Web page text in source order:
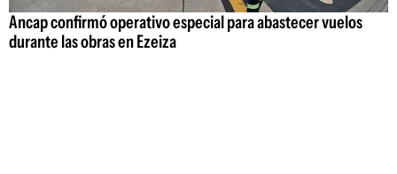
Ancap confirmó operativo especial para abastecer vuelos
durante las obras en Ezeiza